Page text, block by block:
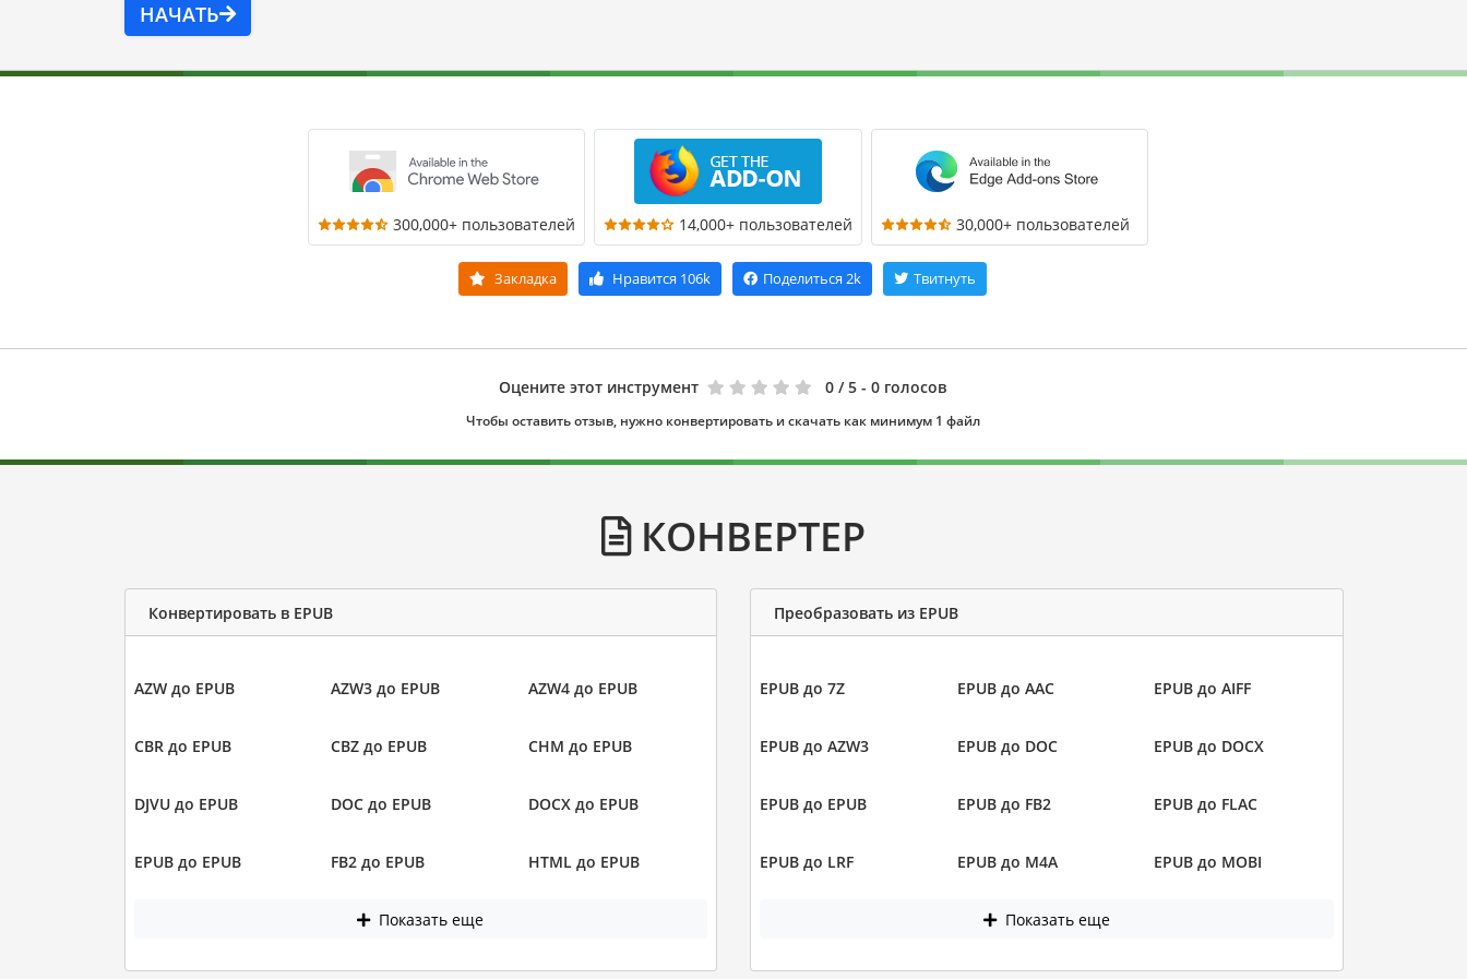
НАЧАТЬ
300,000+ пользователей 14,000+ пользователей 30,000+ пользователей
Закладка Нравится 106k Поделиться 2k Твитнуть
Оцените этот инструмент 0 / 5 - 0 голосов
Чтобы оставить отзыв, нужно конвертировать и скачать как минимум 1 файл
КОНВЕРТЕР
Конвертировать в EPUB
AZW до EPUB AZW3 до EPUB AZW4 до EPUB
CBR до EPUB CBZ до EPUB CHM до EPUB
DJVU до EPUB DOC до EPUB DOCX до EPUB
EPUB до EPUB FB2 до EPUB HTML до EPUB
Показать еще
Преобразовать из EPUB
EPUB до 7Z EPUB до AAC EPUB до AIFF
EPUB до AZW3 EPUB до DOC EPUB до DOCX
EPUB до EPUB EPUB до FB2 EPUB до FLAC
EPUB до LRF EPUB до M4A EPUB до MOBI
Показать еще